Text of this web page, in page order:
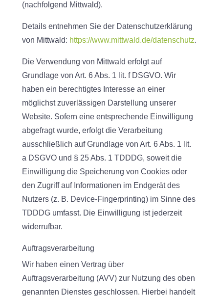
(nachfolgend Mittwald).
Details entnehmen Sie der Datenschutzerklärung
von Mittwald: https://www.mittwald.de/datenschutz.
Die Verwendung von Mittwald erfolgt auf
Grundlage von Art. 6 Abs. 1 lit. f DSGVO. Wir
haben ein berechtigtes Interesse an einer
möglichst zuverlässigen Darstellung unserer
Website. Sofern eine entsprechende Einwilligung
abgefragt wurde, erfolgt die Verarbeitung
ausschließlich auf Grundlage von Art. 6 Abs. 1 lit.
a DSGVO und § 25 Abs. 1 TDDDG, soweit die
Einwilligung die Speicherung von Cookies oder
den Zugriff auf Informationen im Endgerät des
Nutzers (z. B. Device-Fingerprinting) im Sinne des
TDDDG umfasst. Die Einwilligung ist jederzeit
widerrufbar.
Auftragsverarbeitung
Wir haben einen Vertrag über
Auftragsverarbeitung (AVV) zur Nutzung des oben
genannten Dienstes geschlossen. Hierbei handelt